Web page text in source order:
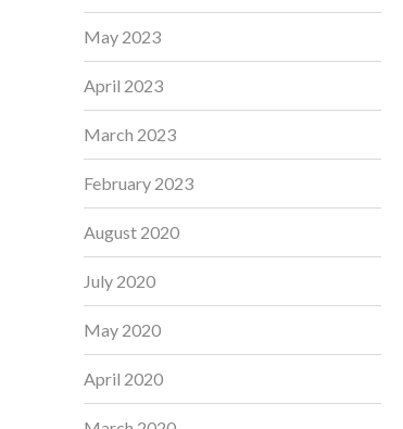
May 2023
April 2023
March 2023
February 2023
August 2020
July 2020
May 2020
April 2020